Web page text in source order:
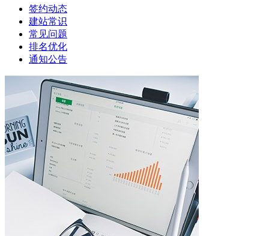
签约动态
建站常识
常见问题
排名优化
通知公告